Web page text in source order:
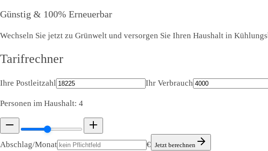
Günstig & 100% Erneuerbar
Wechseln Sie jetzt zu Grünwelt und versorgen Sie Ihren Haushalt in
Tarifrechner
Ihre Postleitzahl Ihr Verbrauch
Personen im Haushalt: 4
Abschlag/Monat € Jetzt berechnen